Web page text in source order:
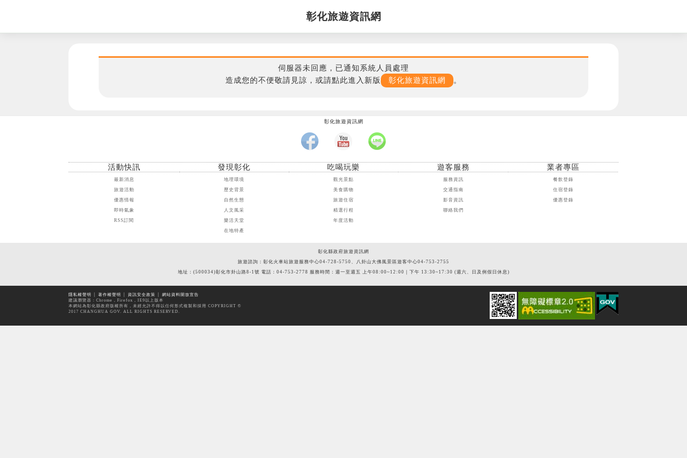
彰化旅遊資訊網
伺服器未回應，已通知系統人員處理
造成您的不便敬請見諒，或請點此進入新版
彰化旅遊資訊網 。
彰化旅遊資訊網
活動快訊
最新消息
旅遊活動
優惠情報
即時氣象
RSS訂閱
發現彰化
地理環境
歷史背景
自然生態
人文風采
樂活天堂
在地特產
吃喝玩樂
觀光景點
美食購物
旅遊住宿
精選行程
年度活動
遊客服務
服務資訊
交通指南
影音資訊
聯絡我們
業者專區
餐飲登錄
住宿登錄
優惠登錄
彰化縣政府旅遊資訊網
旅遊諮詢：彰化火車站旅遊服務中心04-728-5750、八卦山大佛風景區遊客中心04-753-2755
地址：(500034)彰化市卦山路8-1號 電話：04-753-2778 服務時間：週一至週五 上午08:00~12:00｜下午 13:30~17:30 (週六、日及例假日休息)
隱私權聲明 │著作權聲明 │資訊安全政策 │網站資料開放宣告
建議瀏覽器：Chrome，Firefox，IE9以上版本
本網站為彰化縣政府版權所有，未經允許不得以任何形式複製和採用 COPYRIGHT ©
2017 CHANGHUA GOV. ALL RIGHTS RESERVED.